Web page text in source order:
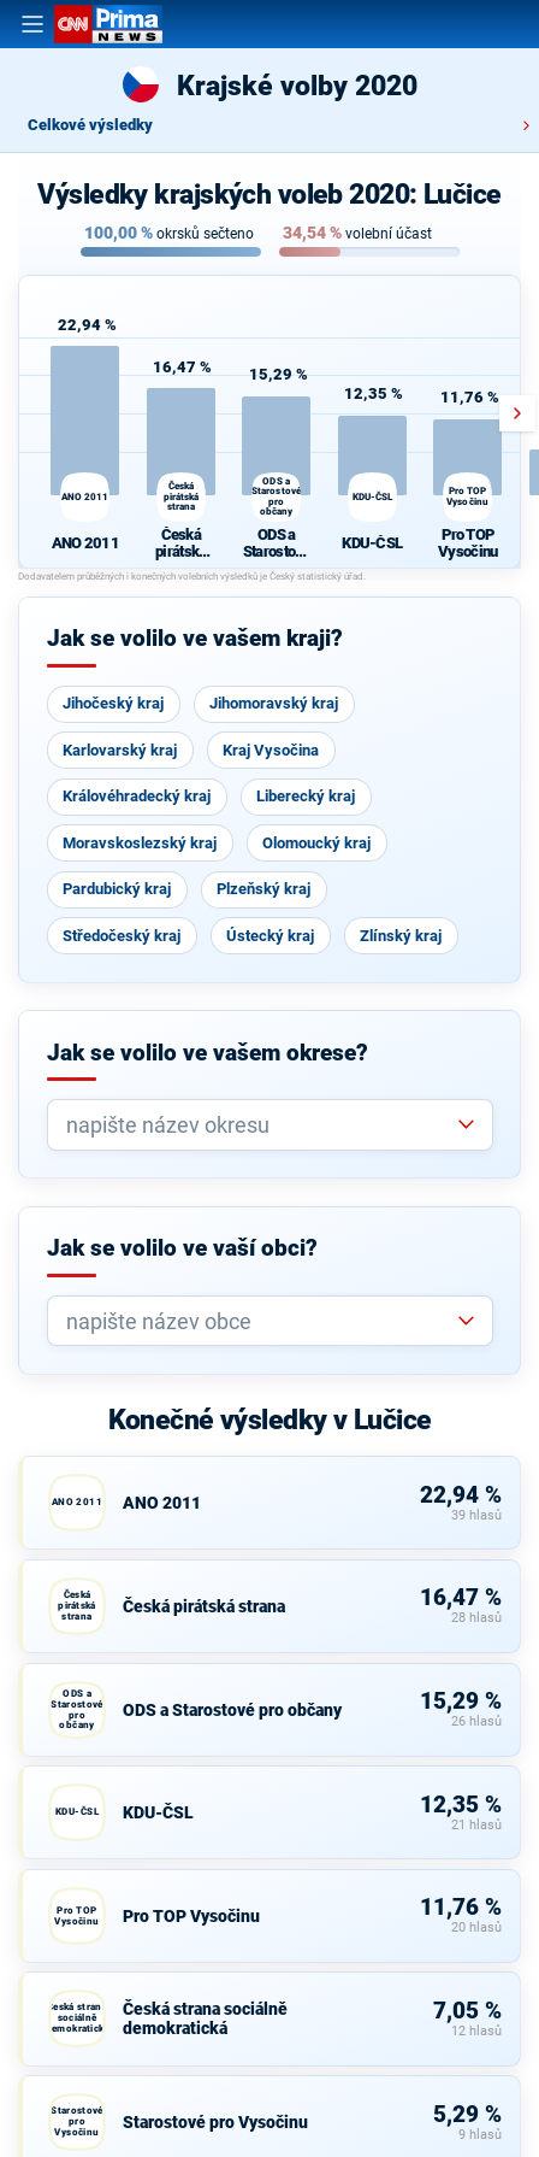
Krajské volby 2020
Celkové výsledky
Výsledky krajských voleb 2020: Lučice
100,00% okrsků sečteno 34,54% volební účast
22,94 %
ANO 2011
ANO 2011
16,47 %
Česká
pirátská
strana
Česká
pirátská
strana
15,29 %
ODS a
Starostové
pro
občany
ODS a
Starostové
pro občany
12,35 %
KDU-ČSL
KDU-ČSL
11,76 %
Pro TOP
Vysočinu
Pro TOP
Vysočinu
Jak se volilo ve vašem kraji?
Jihočeský kraj Jihomoravský kraj
Karlovarský kraj Kraj Vysočina
Královéhradecký kraj Liberecký kraj
Moravskoslezský kraj Olomoucký kraj
Pardubický kraj Plzeňský kraj
Středočeský kraj Ústecký kraj Zlínský kraj
Jak se volilo ve vašem okrese?
Jak se volilo ve vaší obci?
Konečné výsledky v Lučice
ANO 2011 ANO 2011 22,94 %
39 hlasů
Česká
pirátská
strana
Česká pirátská strana 16,47 %
28 hlasů
ODS a
Starostové
pro
občany
ODS a Starostové pro občany 15,29 %
26 hlasů
KDU-ČSL KDU-ČSL 12,35 %
21 hlasů
Pro TOP
Vysočinu
Pro TOP Vysočinu 11,76 %
20 hlasů
Česká strana
sociálně
demokratická
Česká strana sociálně
demokratická
7,05 %
12 hlasů
Starostové
pro
Vysočinu
Starostové pro Vysočinu 5,29 %
9 hlasů